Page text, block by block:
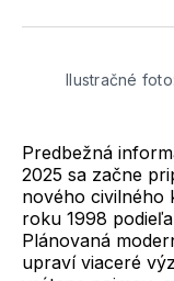
Twitter
Ilustračné
Predbežná
2025 sa začne
nového civilného
roku 1998
Plánovaná
upraví viaceré